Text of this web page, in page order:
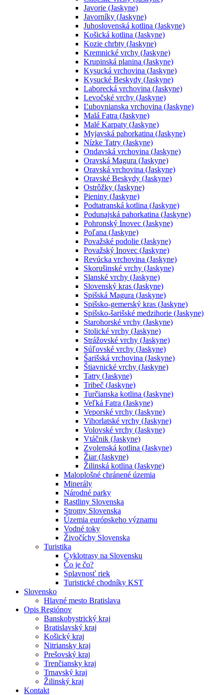
Javorie (Jaskyne)
Javorníky (Jaskyne)
Juhoslovenská kotlina (Jaskyne)
Košická kotlina (Jaskyne)
Kozie chrbty (Jaskyne)
Kremnické vrchy (Jaskyne)
Krupinská planina (Jaskyne)
Kysucká vrchovina (Jaskyne)
Kysucké Beskydy (Jaskyne)
Laborecká vrchovina (Jaskyne)
Levočské vrchy (Jaskyne)
Ľubovnianska vrchovina (Jaskyne)
Malá Fatra (Jaskyne)
Malé Karpaty (Jaskyne)
Myjavská pahorkatina (Jaskyne)
Nízke Tatry (Jaskyne)
Ondavská vrchovina (Jaskyne)
Oravská Magura (Jaskyne)
Oravská vrchovina (Jaskyne)
Oravské Beskydy (Jaskyne)
Ostrôžky (Jaskyne)
Pieniny (Jaskyne)
Podtatranská kotlina (Jaskyne)
Podunajská pahorkatina (Jaskyne)
Pohronský Inovec (Jaskyne)
Poľana (Jaskyne)
Považské podolie (Jaskyne)
Považský Inovec (Jaskyne)
Revúcka vrchovina (Jaskyne)
Skorušinské vrchy (Jaskyne)
Slanské vrchy (Jaskyne)
Slovenský kras (Jaskyne)
Spišská Magura (Jaskyne)
Spišsko-gemerský kras (Jaskyne)
Spišsko-šarišské medzihorie (Jaskyne)
Starohorské vrchy (Jaskyne)
Stolické vrchy (Jaskyne)
Strážovské vrchy (Jaskyne)
Súľovské vrchy (Jaskyne)
Šarišská vrchovina (Jaskyne)
Štiavnické vrchy (Jaskyne)
Tatry (Jaskyne)
Tribeč (Jaskyne)
Turčianska kotlina (Jaskyne)
Veľká Fatra (Jaskyne)
Veporské vrchy (Jaskyne)
Vihorlatské vrchy (Jaskyne)
Volovské vrchy (Jaskyne)
Vtáčnik (Jaskyne)
Zvolenská kotlina (Jaskyne)
Žiar (Jaskyne)
Žilinská kotlina (Jaskyne)
Maloplošné chránené územia
Minerály
Národné parky
Rastliny Slovenska
Stromy Slovenska
Územia európskeho významu
Vodné toky
Živočíchy Slovenska
Turistika
Cyklotrasy na Slovensku
Čo je čo?
Splavnosť riek
Turistické chodníky KST
Slovensko
Hlavné mesto Bratislava
Opis Regiónov
Banskobystrický kraj
Bratislavský kraj
Košický kraj
Nitriansky kraj
Prešovský kraj
Trenčiansky kraj
Trnavský kraj
Žilinský kraj
Kontakt